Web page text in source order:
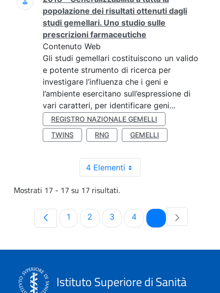
popolazione dei risultati ottenuti dagli
studi gemellari. Uno studio sulle
prescrizioni farmaceutiche
Contenuto Web
Gli studi gemellari costituiscono un valido
e potente strumento di ricerca per
investigare l’influenza che i geni e
l’ambiente esercitano sull’espressione di
vari caratteri, per identificare geni...
REGISTRO NAZIONALE GEMELLI
TWINS
RNG GEMELLI
4 Elementi
Mostrati 17 - 17 su 17 risultati.
Pagina
1 Pagina
2 Pagina
3 Pagina
4 Pagina
Istituto Superiore di Sanità